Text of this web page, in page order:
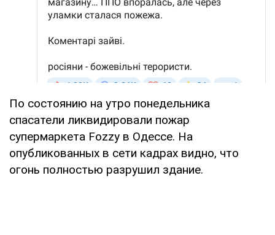
По состоянию на утро понедельника
спасатели ликвидировали пожар
супермаркета Fozzy в Одессе. На
опубликованных в сети кадрах видно, что
огонь полностью разрушил здание.